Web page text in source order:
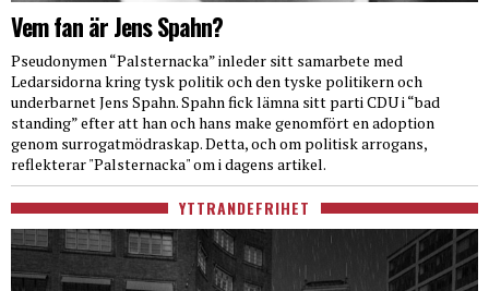
Vem fan är Jens Spahn?
Pseudonymen “Palsternacka” inleder sitt samarbete med
Ledarsidorna kring tysk politik och den tyske politikern och
underbarnet Jens Spahn. Spahn fick lämna sitt parti CDU i “bad
standing” efter att han och hans make genomfört en adoption
genom surrogatmödraskap. Detta, och om politisk arrogans,
reflekterar "Palsternacka" om i dagens artikel.
YTTRANDEFRIHET